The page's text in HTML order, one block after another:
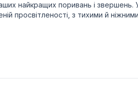
найкращих поривань і звершень.
просвітленості, з тихими й